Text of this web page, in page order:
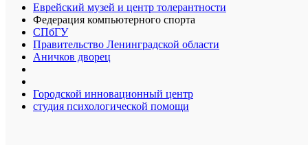
Еврейский музей и центр толерантности
Федерация компьютерного спорта
СПбГУ
Правительство Ленинградской области
Аничков дворец
Городской инновационный центр
студия психологической помощи